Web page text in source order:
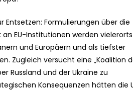
Entsetzen: Formulierungen über die
an EU-Institutionen werden vielerorts
und Europäern und als tiefster
Zugleich versucht eine „Koalition
Russland und der Ukraine zu
Konsequenzen hätten die